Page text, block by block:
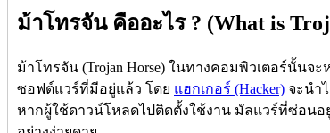
ม้าโทรจัน คืออะไร ? (What is
ม้าโทรจัน (Trojan Horse) ในทางคอมพิวเตอร์นั้นจ
ซอฟต์แวร์ที่มีอยู่แล้ว โดย แฮกเกอร์ (Hacker) จะนำ
หากผู้ใช้ดาวน์โหลดไปติดตั้งใช้งาน มัลแวร์ที่ซ่อน